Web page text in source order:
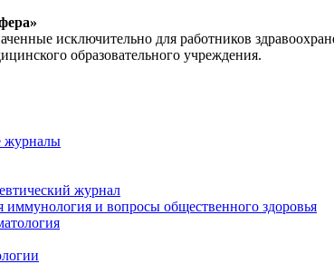
исключительно для работников
образовательного учреждения.
журналы
журнал
иммунология и вопросы общественного здоровья